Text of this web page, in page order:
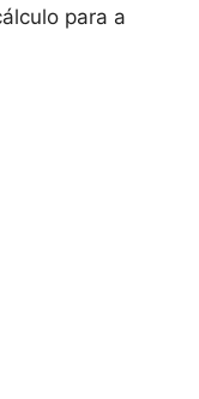
para a